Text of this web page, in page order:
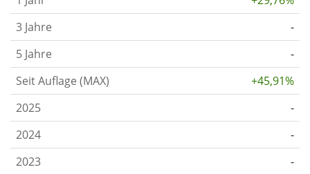
3 Jahre
-
5 Jahre
-
Seit Auflage (MAX)
+45,91%
2025
-
2024
-
2023
-